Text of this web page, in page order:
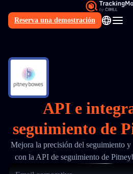
Reserva una demostración
ES
API e
seguimiento de
Mejora la precisión del seguimiento
con la API de seguimiento de